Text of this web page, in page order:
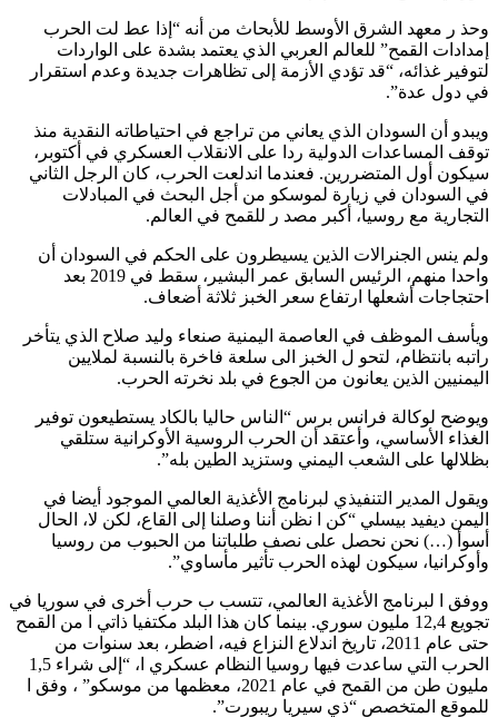
وحذ ر معهد الشرق الأوسط للأبحاث من أنه “إذا عط لت الحرب
إمدادات القمح” للعالم العربي الذي يعتمد بشدة على الواردات
لتوفير غذائه، “قد تؤدي الأزمة إلى تظاهرات جديدة وعدم استقرار
في دول عدة”.
ويبدو أن السودان الذي يعاني من تراجع في احتياطاته النقدية منذ
توقف المساعدات الدولية ردا على الانقلاب العسكري في أكتوبر،
سيكون أول المتضررين. فعندما اندلعت الحرب، كان الرجل الثاني
في السودان في زيارة لموسكو من أجل البحث في المبادلات
التجارية مع روسيا، أكبر مصد ر للقمح في العالم.
ولم ينس الجنرالات الذين يسيطرون على الحكم في السودان أن
واحدا منهم، الرئيس السابق عمر البشير، سقط في 2019 بعد
احتجاجات أشعلها ارتفاع سعر الخبز ثلاثة أضعاف.
ويأسف الموظف في العاصمة اليمنية صنعاء وليد صلاح الذي يتأخر
راتبه بانتظام، لتحو ل الخبز الى سلعة فاخرة بالنسبة لملايين
اليمنيين الذين يعانون من الجوع في بلد نخرته الحرب.
ويوضح لوكالة فرانس برس “الناس حاليا بالكاد يستطيعون توفير
الغذاء الأساسي، وأعتقد أن الحرب الروسية الأوكرانية ستلقي
بظلالها على الشعب اليمني وستزيد الطين بله”.
ويقول المدير التنفيذي لبرنامج الأغذية العالمي الموجود أيضا في
اليمن ديفيد بيسلي “كن ا نظن أننا وصلنا إلى القاع، لكن لا، الحال
أسوأ (…) نحن نحصل على نصف طلباتنا من الحبوب من روسيا
وأوكرانيا، سيكون لهذه الحرب تأثير مأساوي”.
ووفق ا لبرنامج الأغذية العالمي، تتسب ب حرب أخرى في سوريا في
تجويع 12,4 مليون سوري. بينما كان هذا البلد مكتفيا ذاتي ا من القمح
حتى عام 2011، تاريخ اندلاع النزاع فيه، اضطر، بعد سنوات من
الحرب التي ساعدت فيها روسيا النظام عسكري ا، “إلى شراء 1,5
مليون طن من القمح في عام 2021، معظمها من موسكو” ، وفق ا
للموقع المتخصص “ذي سيريا ريبورت”.